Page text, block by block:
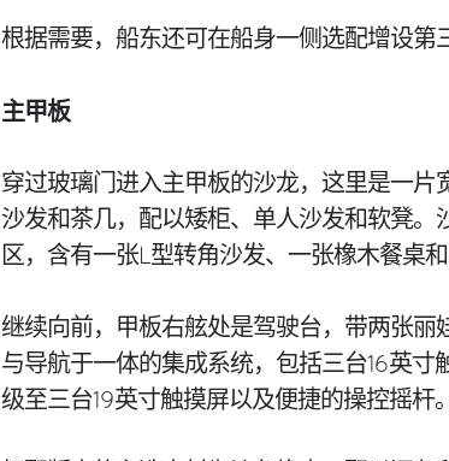
根据需要，船东还可在船身一侧选配增设第
主甲板
穿过玻璃门进入主甲板的沙龙，这里是一片
沙发和茶几，配以矮柜、单人沙发和软凳。
区，含有一张L型转角沙发、一张橡木餐桌
继续向前，甲板右舷处是驾驶台，带两张丽
与导航于一体的集成系统，包括三台16英寸
级至三台19英寸触摸屏以及便捷的操控摇杆。